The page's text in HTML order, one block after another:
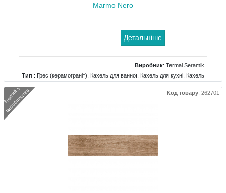
Marmo Nero
Детальніше
Виробник: Termal Seramik
Тип : Грес (керамограніт), Кахель для ванної, Кахель для кухні, Кахель
для террасс, Кахель для холу
З
н
я
т
и
й
з
в
и
р
о
б
н
и
ц
т
в
а Код товару: 262701